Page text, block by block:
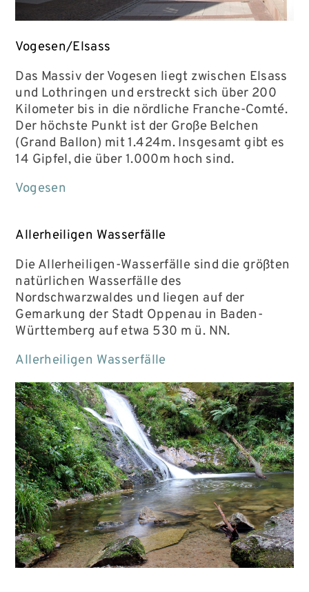
Vogesen/Elsass
Das Massiv der Vogesen liegt zwischen Elsass
und Lothringen und erstreckt sich über 200
Kilometer bis in die nördliche Franche-Comté.
Der höchste Punkt ist der Große Belchen
(Grand Ballon) mit 1.424m. Insgesamt gibt es
14 Gipfel, die über 1.000m hoch sind.
Vogesen
Allerheiligen Wasserfälle
Die Allerheiligen-Wasserfälle sind die größten
natürlichen Wasserfälle des
Nordschwarzwaldes und liegen auf der
Gemarkung der Stadt Oppenau in Baden-
Württemberg auf etwa 530 m ü. NN.
Allerheiligen Wasserfälle